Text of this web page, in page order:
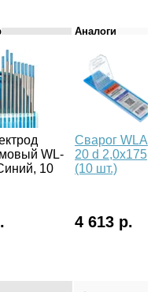
Аналоги
WL-
10
Сварог WLA-
20 d 2,0x175
(10 шт.)
4 613 р.